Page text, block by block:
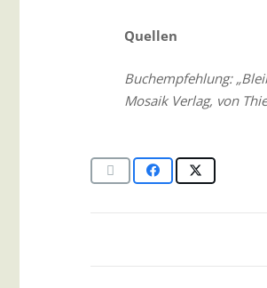
Quellen
Buchempfehlung:
Mosaik Verlag, von